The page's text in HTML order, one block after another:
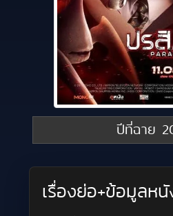
ปีที่ฉาย
เรื่องย่อ+ข้อมูลหนั